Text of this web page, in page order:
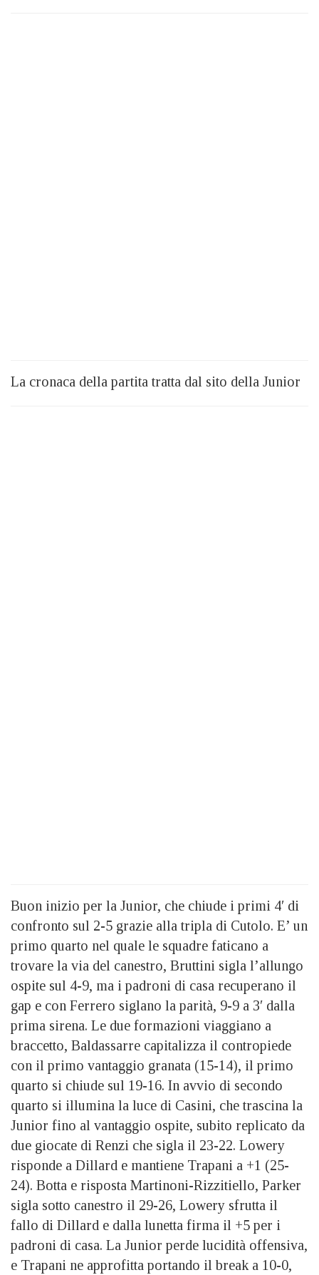
La cronaca della partita tratta dal sito della Junior
Buon inizio per la Junior, che chiude i primi 4′ di
confronto sul 2-5 grazie alla tripla di Cutolo. E’ un
primo quarto nel quale le squadre faticano a
trovare la via del canestro, Bruttini sigla l’allungo
ospite sul 4-9, ma i padroni di casa recuperano il
gap e con Ferrero siglano la parità, 9-9 a 3′ dalla
prima sirena. Le due formazioni viaggiano a
braccetto, Baldassarre capitalizza il contropiede
con il primo vantaggio granata (15-14), il primo
quarto si chiude sul 19-16. In avvio di secondo
quarto si illumina la luce di Casini, che trascina la
Junior fino al vantaggio ospite, subito replicato da
due giocate di Renzi che sigla il 23-22. Lowery
risponde a Dillard e mantiene Trapani a +1 (25-
24). Botta e risposta Martinoni-Rizzitiello, Parker
sigla sotto canestro il 29-26, Lowery sfrutta il
fallo di Dillard e dalla lunetta firma il +5 per i
padroni di casa. La Junior perde lucidità offensiva,
e Trapani ne approfitta portando il break a 10-0,